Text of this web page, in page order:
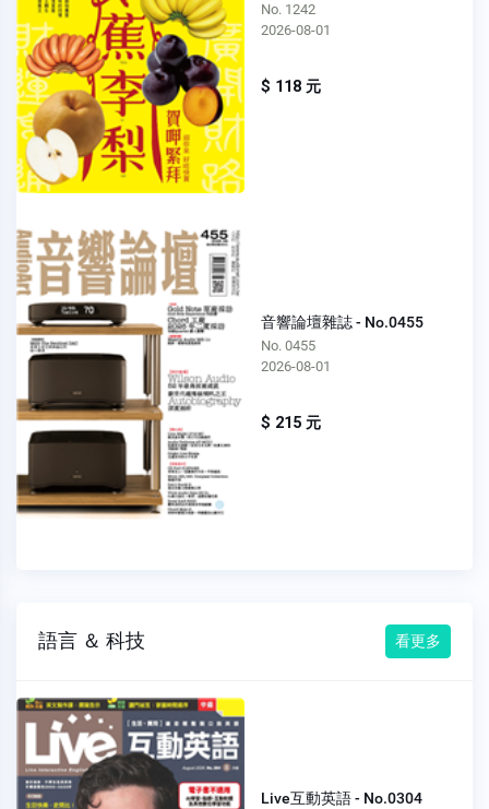
No. 1242
2026-08-01
$ 118 元
音響論壇雜誌 - No.0455
No. 0455
2026-08-01
$ 215 元
語言 ＆ 科技 看更多
Live互動英語 - No.0304